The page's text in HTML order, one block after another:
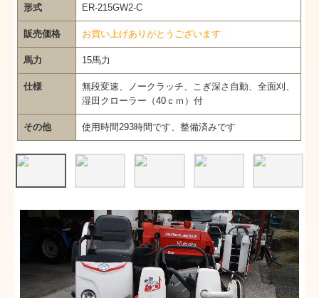
形式 ER-215GW2-C
販売価格 お買い上げありがとうございます
馬力 15馬力
仕様
無段変速、ノークラッチ、こぎ深さ自動、全面刈、
湿田クローラー（40ｃｍ）付
その他 使用時間293時間です、整備済みです